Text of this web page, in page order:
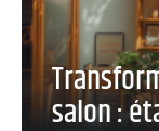
salon :